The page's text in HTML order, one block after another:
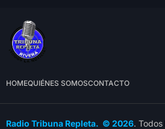
HOMEQUIÉNES SOMOSCONTACTO
Radio Tribuna Repleta. © 2026.